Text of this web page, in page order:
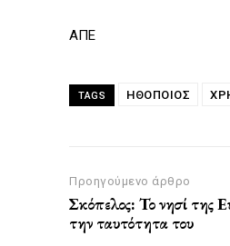
ΑΠΕ
TAGS ΗΘΟΠΟΙΟΣ
Προηγούμενο άρθρο
Σκόπελος: Το νησί της
την ταυτότητα του